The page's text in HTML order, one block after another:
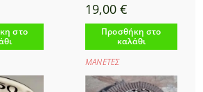
στο
19,00 €
Προσθήκη στο
καλάθι
ΜΑΝΕΤΕΣ